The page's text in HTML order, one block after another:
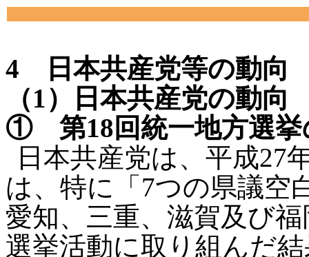
4 日本共産党等の動向
（1）日本共産党の動向
① 第18回統一地方選挙
日本共産党は、平成27
は、特に「7つの県議空
愛知、三重、滋賀及び
選挙活動に取り組んだ